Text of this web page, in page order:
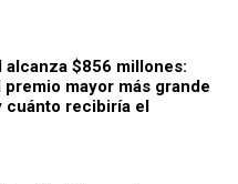
alcanza $856 millones:
premio mayor más grande
cuánto recibiría el